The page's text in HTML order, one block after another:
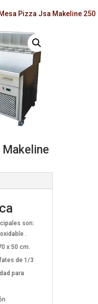
Pizza Jsa Makeline 250
son:
.
x 50 cm.
de 1/3
para